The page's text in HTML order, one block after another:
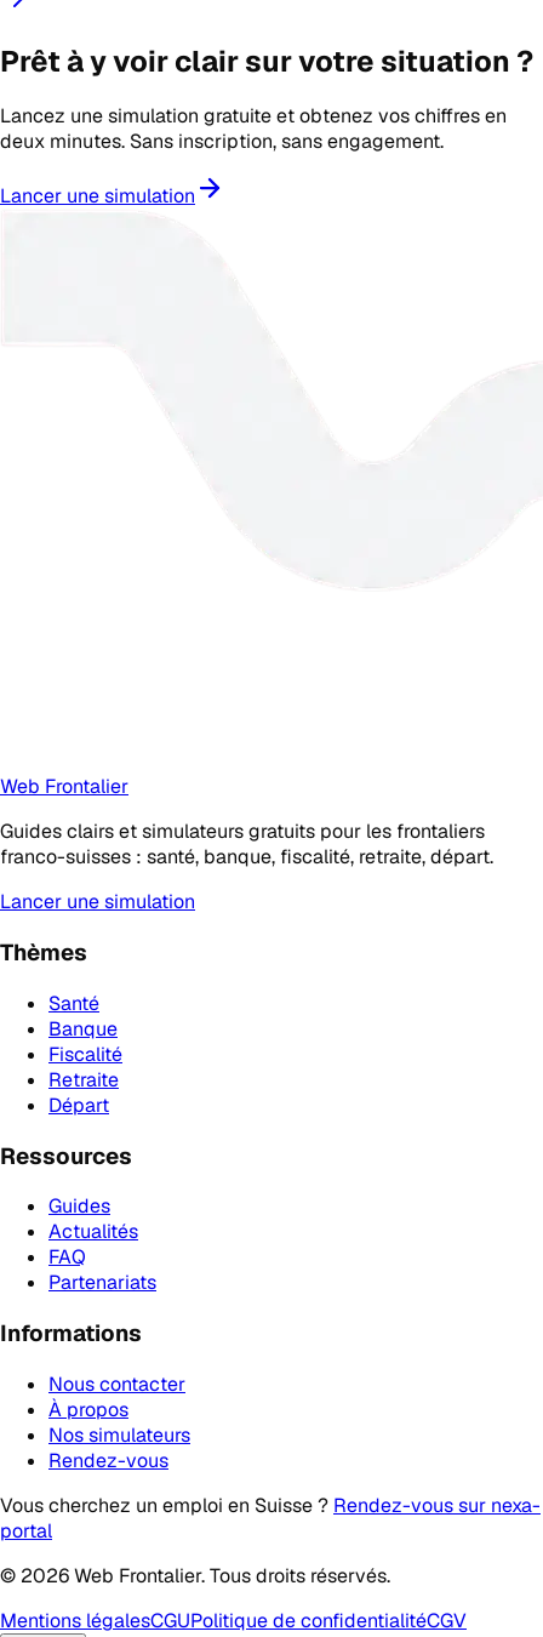
Prêt à y voir clair sur votre situation ?
Lancez une simulation gratuite et obtenez vos chiffres en
deux minutes. Sans inscription, sans engagement.
Lancer une simulation
Web Frontalier
Guides clairs et simulateurs gratuits pour les frontaliers
franco-suisses : santé, banque, fiscalité, retraite, départ.
Lancer une simulation
Thèmes
Santé
Banque
Fiscalité
Retraite
Départ
Ressources
Guides
Actualités
FAQ
Partenariats
Informations
Nous contacter
À propos
Nos simulateurs
Rendez-vous
Vous cherchez un emploi en Suisse ? Rendez-vous sur nexa-
portal
© 2026 Web Frontalier. Tous droits réservés.
Mentions légalesCGUPolitique de confidentialitéCGV